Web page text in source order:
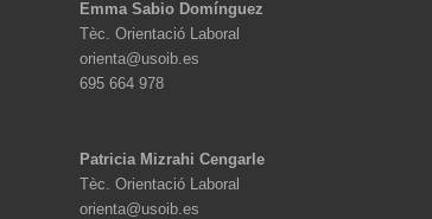
Emma Sabio Domínguez
Tèc. Orientació Laboral
orienta@usoib.es
695 664 978
Patricia Mizrahi Cengarle
Tèc. Orientació Laboral
orienta@usoib.es